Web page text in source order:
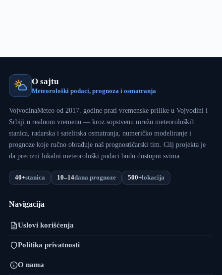
O sajtu
Meteorološki podaci, prognoza i osmatranja
VojvodinaMeteo od 2017. godine prati vremenske prilike u Vojvodini i
Srbiji u realnom vremenu — kroz sopstvenu mrežu meteoroloških
stanica, radarska i satelitska osmatranja, numeričko modeliranje i
prognoze koje ručno obrađuje naš prognostičarski tim. Cilj projekta je
da precizni lokalni meteorološki podaci budu dostupni svima.
40+stanica 10–14dana prognoze 500+lokacija
Navigacija
Uslovi korišćenja
Politika privatnosti
O nama